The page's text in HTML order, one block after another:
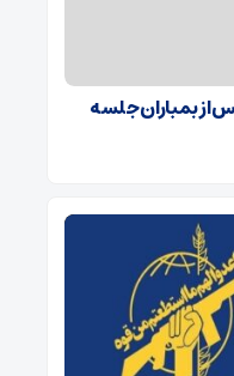
از بمباران جلسه